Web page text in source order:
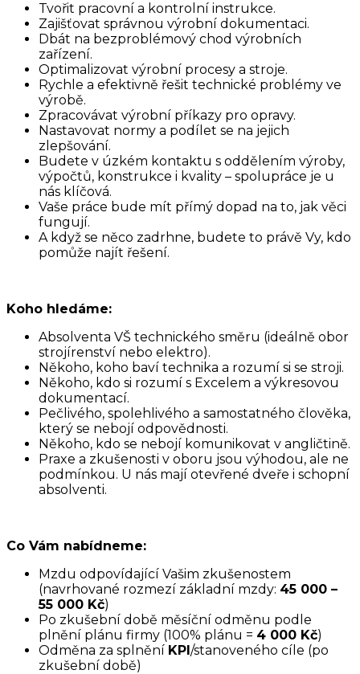
Tvořit pracovní a kontrolní instrukce.
Zajišťovat správnou výrobní dokumentaci.
Dbát na bezproblémový chod výrobních
zařízení.
Optimalizovat výrobní procesy a stroje.
Rychle a efektivně řešit technické problémy ve
výrobě.
Zpracovávat výrobní příkazy pro opravy.
Nastavovat normy a podílet se na jejich
zlepšování.
Budete v úzkém kontaktu s oddělením výroby,
výpočtů, konstrukce i kvality – spolupráce je u
nás klíčová.
Vaše práce bude mít přímý dopad na to, jak věci
fungují.
A když se něco zadrhne, budete to právě Vy, kdo
pomůže najít řešení.
Koho hledáme:
Absolventa VŠ technického směru (ideálně obor
strojírenství nebo elektro).
Někoho, koho baví technika a rozumí si se stroji.
Někoho, kdo si rozumí s Excelem a výkresovou
dokumentací.
Pečlivého, spolehlivého a samostatného člověka,
který se nebojí odpovědnosti.
Někoho, kdo se nebojí komunikovat v angličtině.
Praxe a zkušenosti v oboru jsou výhodou, ale ne
podmínkou. U nás mají otevřené dveře i schopní
absolventi.
Co Vám nabídneme:
Mzdu odpovídající Vašim zkušenostem
(navrhované rozmezí základní mzdy: 45 000 –
55 000 Kč)
Po zkušební době měsíční odměnu podle
plnění plánu firmy (100% plánu = 4 000 Kč)
Odměna za splnění KPI /stanoveného cíle (po
zkušební době)